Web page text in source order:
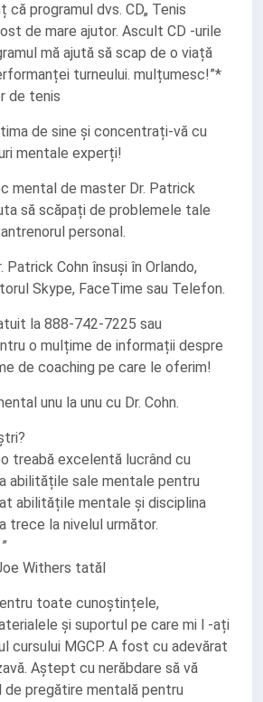
că programul dvs. CD„ Tenis
de mare ajutor. Ascult CD -urile
mă ajută să scap de o viață
turneului. mulțumesc!”*
de tenis
de sine și concentrați-vă cu
mentale experți!
mental de master Dr. Patrick
să scăpați de problemele tale
personal.
Cohn însuși în Orlando,
Skype, FaceTime sau Telefon.
la 888-742-7225 sau
o mulțime de informații despre
de coaching pe care le oferim!
unu la unu cu Dr. Cohn.
o treabă excelentă lucrând cu
abilitățile sale mentale pentru
abilitățile mentale și disciplina
trece la nivelul următor.
Withers tatăl
toate cunoștințele,
și suportul pe care mi l -ați
cursului MGCP. A fost cu adevărat
Aștept cu nerăbdare să vă
pregătire mentală pentru